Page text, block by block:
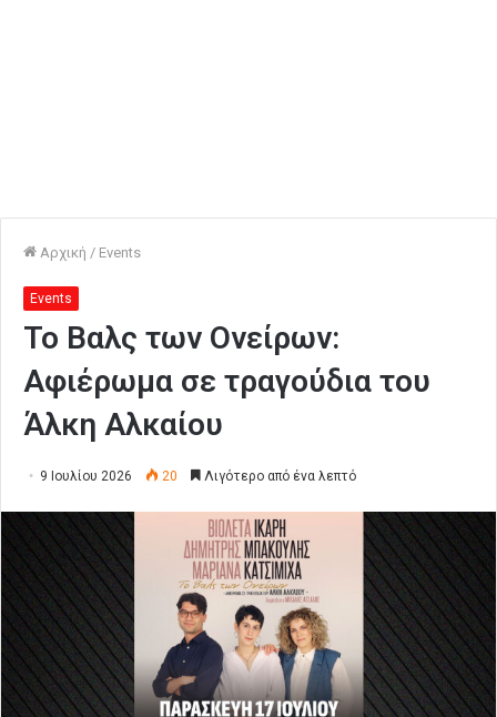
Αρχική / Events
Events
Το Βαλς των Ονείρων:
Αφιέρωμα σε τραγούδια του
Άλκη Αλκαίου
9 Ιουλίου 2026 20 Λιγότερο από ένα λεπτό